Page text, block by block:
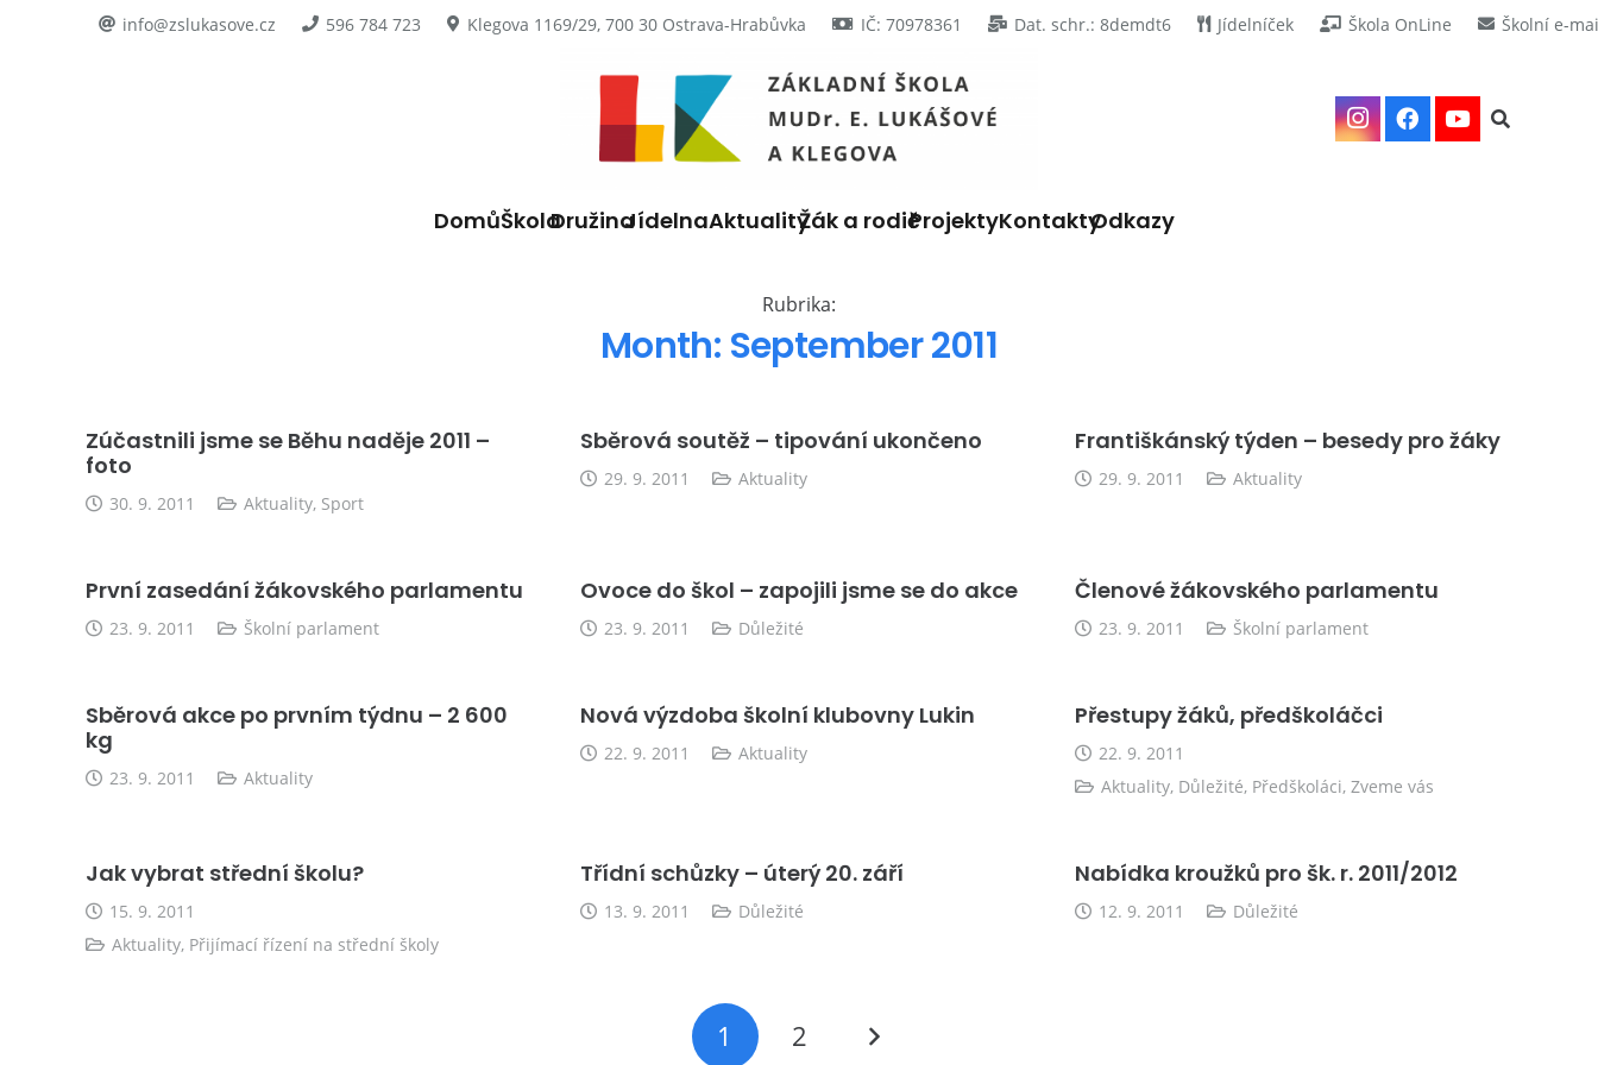
info@zslukasove.cz 596 784 723 Klegova 1169/29, 700 30 Ostrava-Hrabůvka IČ: 70978361 Dat. schr.: 8demdt6 Jídelníček Škola OnLine Školní e-
DomůŠkolaDružinaJídelnaAktualityŽák a rodičProjektyKontaktyOdkazy
Rubrika:
Month: September 2011
Zúčastnili jsme se Běhu naděje 2011 –
foto
30. 9. 2011 Aktuality, Sport
Sběrová soutěž – tipování ukončeno
29. 9. 2011 Aktuality
Františkánský týden – besedy pro žáky
29. 9. 2011 Aktuality
První zasedání žákovského parlamentu
23. 9. 2011 Školní parlament
Ovoce do škol – zapojili jsme se do akce
23. 9. 2011 Důležité
Členové žákovského parlamentu
23. 9. 2011 Školní parlament
Sběrová akce po prvním týdnu – 2 600
kg
23. 9. 2011 Aktuality
Nová výzdoba školní klubovny Lukin
22. 9. 2011 Aktuality
Přestupy žáků, předškoláčci
22. 9. 2011
Aktuality, Důležité, Předškoláci, Zveme vás
Jak vybrat střední školu?
15. 9. 2011
Aktuality, Přijímací řízení na střední školy
Třídní schůzky – úterý 20. září
13. 9. 2011 Důležité
Nabídka kroužků pro šk. r. 2011/2012
12. 9. 2011 Důležité
1 2